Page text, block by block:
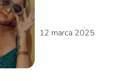
12 marca 2025